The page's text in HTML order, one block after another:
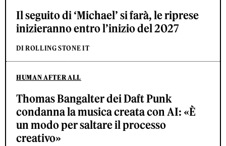
Il seguito di ‘Michael’ si farà, le riprese
inizieranno entro l’inizio del 2027
DI ROLLING STONE IT
HUMAN AFTER ALL
Thomas Bangalter dei Daft Punk
condanna la musica creata con AI: «È
un modo per saltare il processo
creativo»